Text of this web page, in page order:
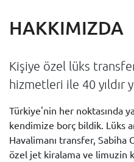
HAKKIMIZDA
Kişiye özel lüks transfer
hizmetleri ile 40 yıldır
Türkiye'nin her noktasında
kendimize borç bildik. Lüks
Havalimanı transfer, Sabiha
özel jet kiralama ve limuzin